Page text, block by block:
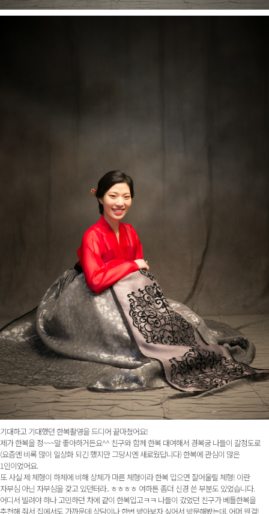
기대하고 기대했던 한복촬영을 드디어 끝마쳤어요!
제가 한복을 정~~~말 좋아하거든요^^ 친구와 함께 한복 대여해서 경복궁 나들이 갈정도로
(요즘엔 비록 많이 일상화 되긴 했지만 그당시엔 새로웠답니다) 한복에 관심이 많은
1인이었어요.
또 사실 제 체형이 하체에 비해 상체가 마른 체형이라 한복 입으면 잘어울릴 체형! 이란
자부심 아닌 자부심을 갖고 있던터라.. ㅎㅎㅎㅎ 여하튼 좀더 신경 쓴 부분도 있었습니다.
어디서 빌려야 하나 고민하던 차에 같이 한복입고ㅋㅋ 나들이 갔었던 친구가 베틀한복을
추천해 줘서 집에서도 가까운데 상담이나 한번 받아보자 싶어서 방문해봤는데, 어머 웬걸!